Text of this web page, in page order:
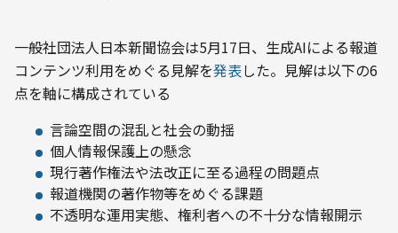
一般社団法人日本新聞協会は5月17日、生成AIによる報道
コンテンツ利用をめぐる見解を発表した。見解は以下の6
点を軸に構成されている
言論空間の混乱と社会の動揺
個人情報保護上の懸念
現行著作権法や法改正に至る過程の問題点
報道機関の著作物等をめぐる課題
不透明な運用実態、権利者への不十分な情報開示